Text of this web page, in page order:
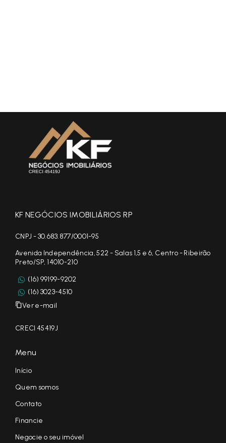
KF NEGÓCIOS IMOBILIÁRIOS RP
CNPJ - 30.683.877/0001-95
Avenida Independência, 522 - Salas 1,5 e 6, Centro - Ribeirão
Preto/SP, 14010-210
(16) 99199-9202
(16) 3023-4510
Ver e-mail
CRECI 45419J
Menu
Início
Quem somos
Contato
Financie
Negocie o seu imóvel